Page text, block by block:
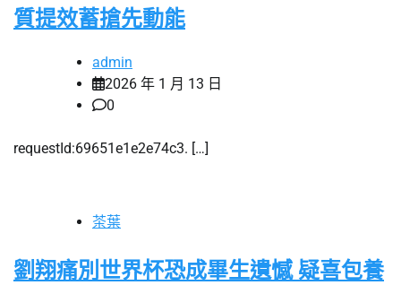
質提效蓄搶先動能
admin
2026 年 1 月 13 日
0
requestId:69651e1e2e74c3. […]
茶葉
劉翔痛別世界杯恐成畢生遺憾 疑喜包養